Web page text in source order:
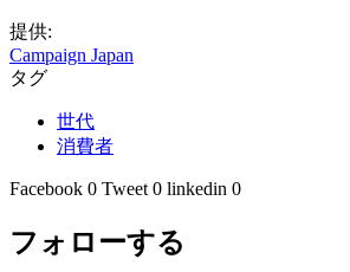
提供:
Campaign Japan
タグ
世代
消費者
Facebook 0 Tweet 0 linkedin 0
フォローする